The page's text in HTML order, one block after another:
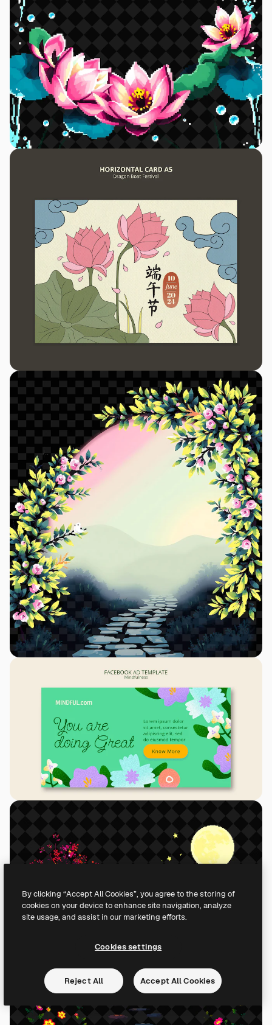
By clicking “Accept All Cookies”, you agree to the storing of
cookies on your device to enhance site navigation, analyze
site usage, and assist in our marketing efforts.
Cookies settings
Reject All Accept All Cookies